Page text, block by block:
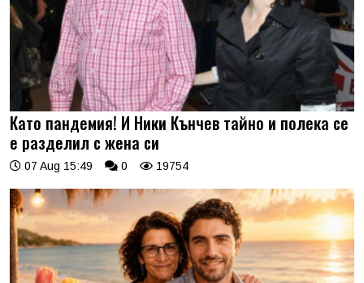
Като пандемия! И Ники Кънчев тайно и полека се
е разделил с жена си
07 Aug 15:49 0 19754